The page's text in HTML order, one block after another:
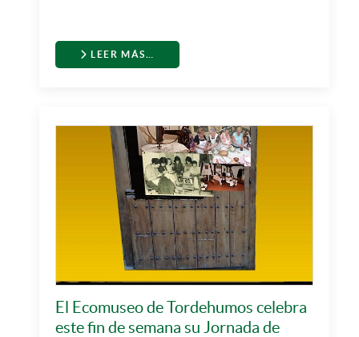
LEER MÁS…
El Ecomuseo de Tordehumos celebra
este fin de semana su Jornada de